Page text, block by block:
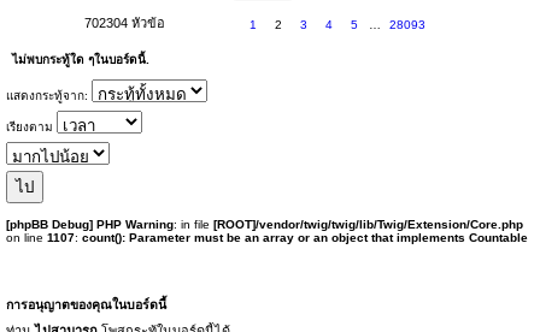
702304 หัวข้อ 1 2 3 4 5 28093
ไม่พบกระทู้ใด ๆในบอร์ดนี้.
แสดงกระทู้จาก:
เรียงตาม
[phpBB Debug] PHP Warning: in file [ROOT]/vendor/twig/twig/lib/Twig/Extension/Core.php
on line 1107: count(): Parameter must be an array or an object that implements Countable
การอนุญาตของคุณในบอร์ดนี้